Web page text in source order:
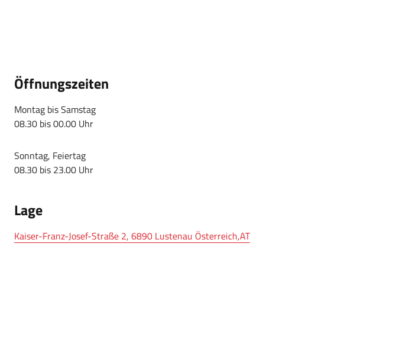
Öffnungszeiten
Montag bis Samstag
08.30 bis 00.00 Uhr
Sonntag, Feiertag
08.30 bis 23.00 Uhr
Lage
Kaiser-Franz-Josef-Straße 2, 6890 Lustenau Österreich,AT